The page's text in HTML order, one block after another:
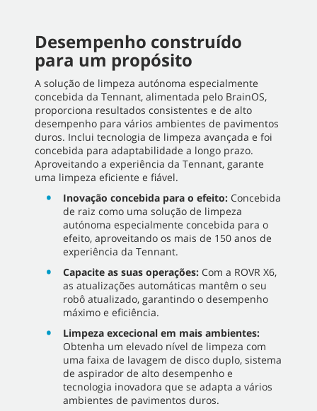
Desempenho construído
para um propósito
A solução de limpeza autónoma especialmente
concebida da Tennant, alimentada pelo BrainOS,
proporciona resultados consistentes e de alto
desempenho para vários ambientes de pavimentos
duros. Inclui tecnologia de limpeza avançada e foi
concebida para adaptabilidade a longo prazo.
Aproveitando a experiência da Tennant, garante
uma limpeza eficiente e fiável.
Inovação concebida para o efeito: Concebida
de raiz como uma solução de limpeza
autónoma especialmente concebida para o
efeito, aproveitando os mais de 150 anos de
experiência da Tennant.
Capacite as suas operações: Com a ROVR X6,
as atualizações automáticas mantêm o seu
robô atualizado, garantindo o desempenho
máximo e eficiência.
Limpeza excecional em mais ambientes:
Obtenha um elevado nível de limpeza com
uma faixa de lavagem de disco duplo, sistema
de aspirador de alto desempenho e
tecnologia inovadora que se adapta a vários
ambientes de pavimentos duros.